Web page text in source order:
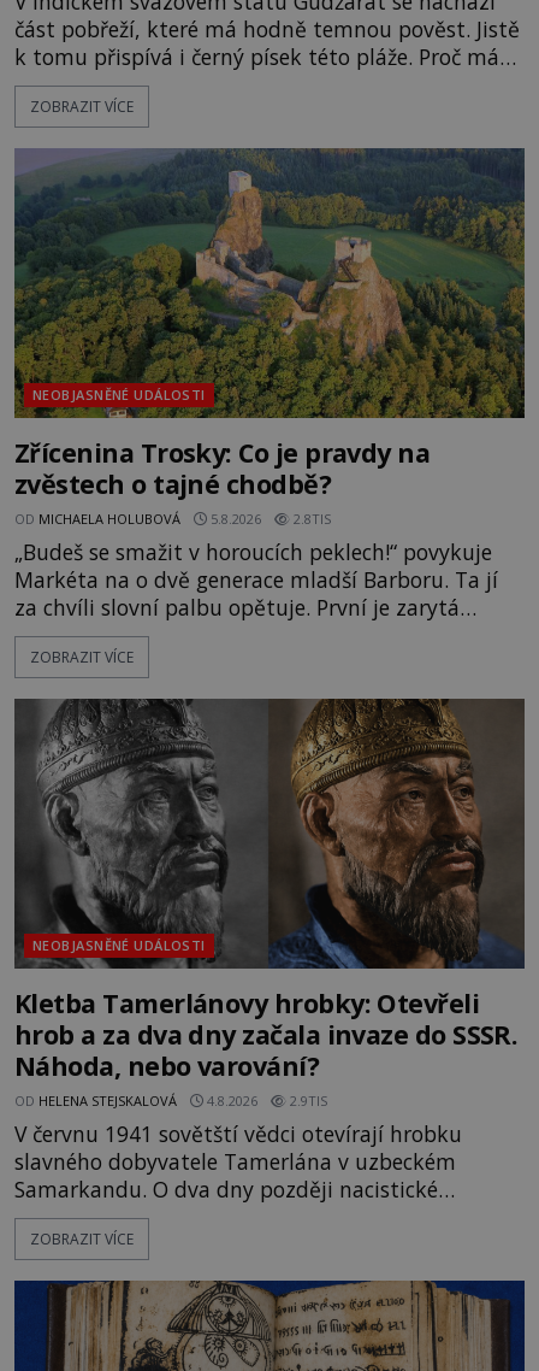
část pobřeží, které má hodně temnou pověst. Jistě
k tomu přispívá i černý písek této pláže. Proč má
pláž takové netypické zbarvení? Nakolik jsou
pravdivé historky, že zde došlo k nevysvětlitelným
následovat. Vstupujeme na pláž Dumas ve městě
Surat. Gu
ZOBRAZIT VÍCE
NEOBJASNĚNÉ UDÁLOSTI
Zřícenina Trosky: Co je pravdy na
zvěstech o tajné chodbě?
OD MICHAELA HOLUBOVÁ 5.8.2026 2.8TIS
„Budeš se smažit v horoucích peklech!“ povykuje
Markéta na o dvě generace mladší Barboru. Ta jí
za chvíli slovní palbu opětuje. První je zarytá
katolička, druhá přesvědčená kališnice. A každá z
nich se usídlí na jedné z věží slavného hradu
mezi vůdce protihusitského boje. Za manželku má
skutečně jistou
ZOBRAZIT VÍCE
NEOBJASNĚNÉ UDÁLOSTI
Kletba Tamerlánovy hrobky: Otevřeli
hrob a za dva dny začala invaze do SSSR.
Náhoda, nebo varování?
OD HELENA STEJSKALOVÁ 4.8.2026 2.9TIS
V červnu 1941 sovětští vědci otevírají hrobku
slavného dobyvatele Tamerlána v uzbeckém
Samarkandu. O dva dny později nacistické
Německo zahajuje operaci Barbarossa a napadá
Sovětský svaz. Shoda dat je natolik zarážející, že se
na legendě něco pravdy, nebo jde jen o fascinující
souhru okolností? Když antropolog Michail
Gerasimov (1907-1970) a
ZOBRAZIT VÍCE